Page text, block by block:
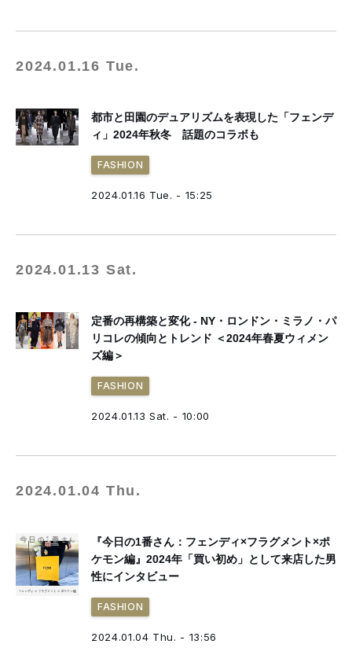
2024.01.16 Tue.
都市と田園のデュアリズムを表現した「フェンデ
ィ」2024年秋冬 話題のコラボも
FASHION
2024.01.16 Tue. - 15:25
2024.01.13 Sat.
定番の再構築と変化 - NY・ロンドン・ミラノ・パ
リコレの傾向とトレンド ＜2024年春夏ウィメン
ズ編＞
FASHION
2024.01.13 Sat. - 10:00
2024.01.04 Thu.
『今日の1番さん：フェンディ×フラグメント×ポ
ケモン編』2024年「買い初め」として来店した男
性にインタビュー
FASHION
2024.01.04 Thu. - 13:56